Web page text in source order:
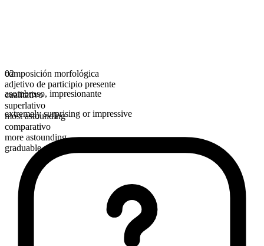
composición morfológica
adjetivo de participio presente
cualitativo
superlativo
most astounding
comparativo
more astounding
graduable
02
asombroso, impresionante
extremely surprising or impressive